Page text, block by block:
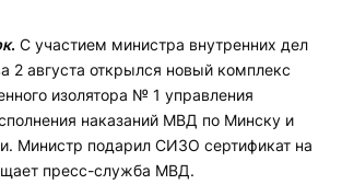
. С участием министра внутренних дел
2 августа открылся новый комплекс
изолятора № 1 управления
наказаний МВД по Минску и
Министр подарил СИЗО сертификат на
пресс-служба МВД.